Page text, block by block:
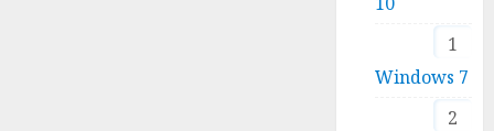
1
Windows 7
2